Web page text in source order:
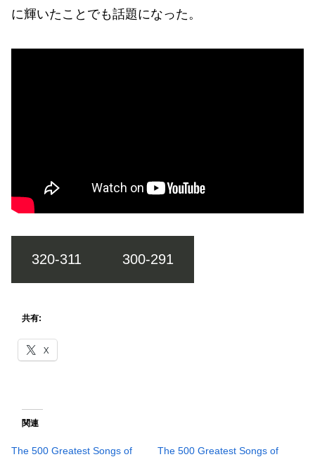
に輝いたことでも話題になった。
320-311 300-291
共有:
X
関連
The 500 Greatest Songs of
The 500 Greatest Songs of